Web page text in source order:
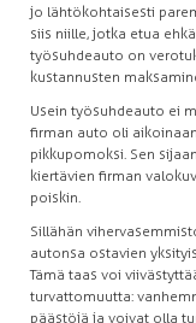
jo lähtökohtaisesti
siis niille, jotka etua
työsuhdeauto on
kustannusten
Usein työsuhdeauto ei
firman auto oli
pikkupomoksi. Sen
kiertävien firman
poiskin.
Sillähän
autonsa ostavien
Tämä taas voi
turvattomuutta:
päästöjä ja voivat olla